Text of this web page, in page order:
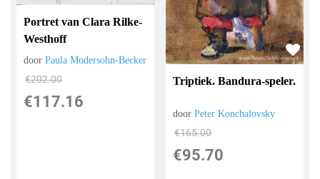
Portret van Clara Rilke-
Westhoff
doorPaula Modersohn-Becker
€202.00
€117.16
Triptiek. Bandura-speler.
doorPeter Konchalovsky
€165.00
€95.70